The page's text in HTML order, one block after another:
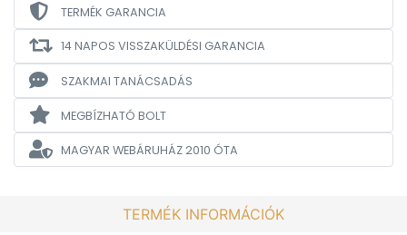
TERMÉK GARANCIA
14 NAPOS VISSZAKÜLDÉSI GARANCIA
SZAKMAI TANÁCSADÁS
MEGBÍZHATÓ BOLT
MAGYAR WEBÁRUHÁZ2010 ÓTA
TERMÉK INFORMÁCIÓK